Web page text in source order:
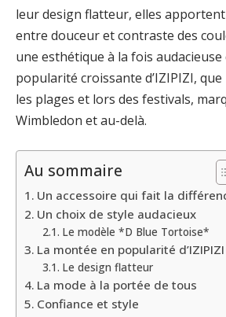
leur design flatteur, elles
entre douceur et contraste des
une esthétique à la fois audacieuse
popularité croissante d’IZIPIZI,
les plages et lors des festivals,
Wimbledon et au-delà.
Au sommaire
Un accessoire qui fait la
Un choix de style audacieux
Le modèle *D Blue Tortoise*
La montée en popularité d’IZIPIZI
Le design flatteur
La mode à la portée de tous
Confiance et style